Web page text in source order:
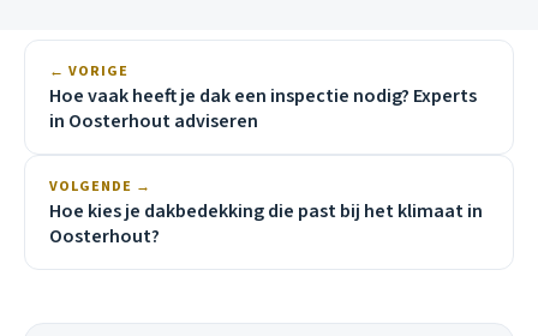
← VORIGE
Hoe vaak heeft je dak een inspectie nodig? Experts
in Oosterhout adviseren
VOLGENDE →
Hoe kies je dakbedekking die past bij het klimaat in
Oosterhout?